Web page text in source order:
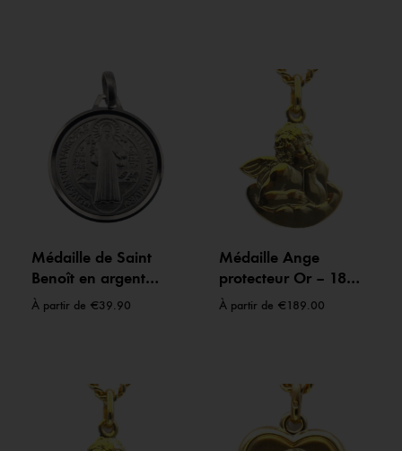
Médaille de Saint
Benoît en argent
massif 925 –
À partir de €39.90
Médaille Ange
protecteur Or – 18
carats ou 9 carats- 14
À partir de €189.00